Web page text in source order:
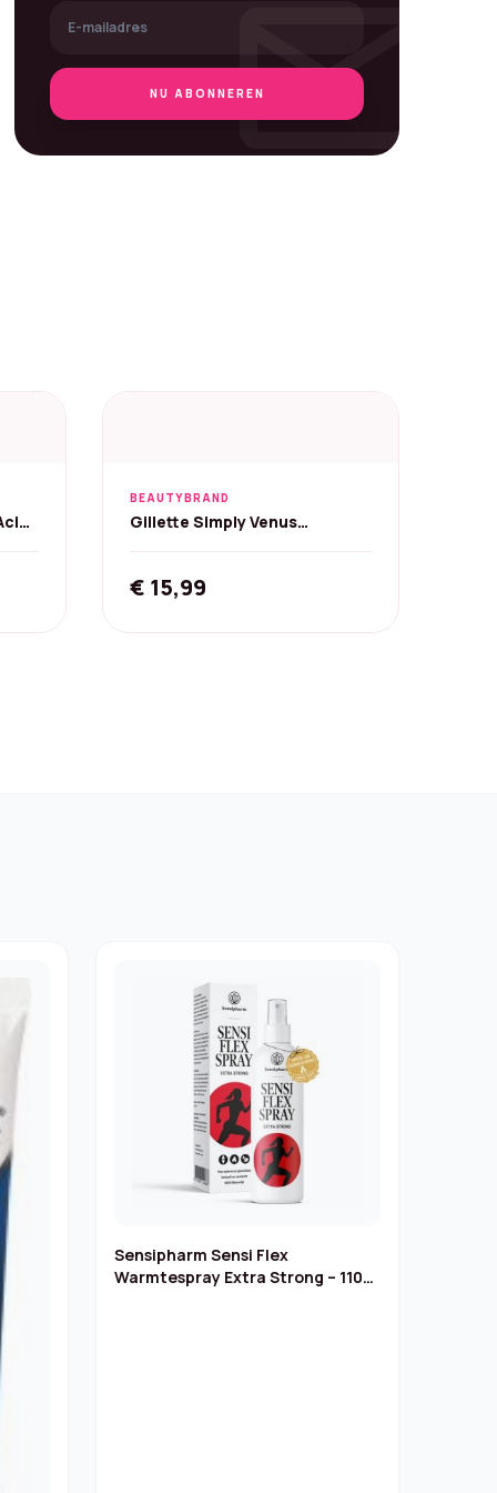
NU ABONNERENmail
BEAUTYBRAND
Gillette Simply Venus
€ 15,99
Sensipharm Sensi Flex
Warmtespray Extra Strong – 110